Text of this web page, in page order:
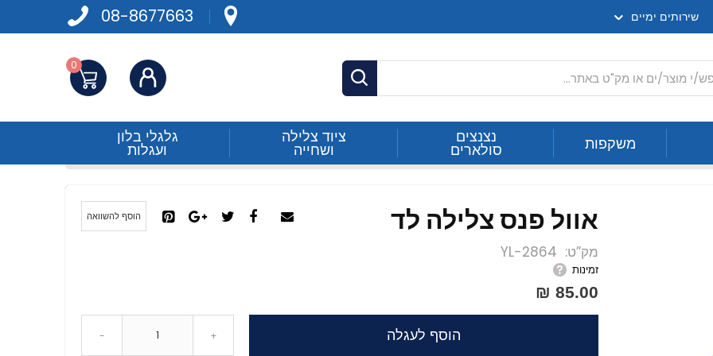
08-8677663 שירותים ימיים
חפש
התחברות 0
משקפות נצנצים
סולארים
ציוד צלילה
ושחייה
גלגלי בלון
ועגלות צלילה לד
אוול פנס צלילה לד
מק”ט 2864-YL
זמינות
85.00 ₪
- + הוסף לעגלה
הוסף להשוואה